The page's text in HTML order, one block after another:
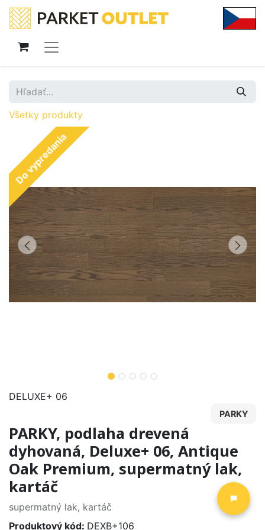
Všetky produkty
Do vypredania
DELUXE+ 06
PARKY
PARKY, podlaha drevená
dyhovaná, Deluxe+ 06, Antique
Oak Premium, supermatný lak,
kartáč
supermatný lak, kartáč
Produktový kód: DEXB+106